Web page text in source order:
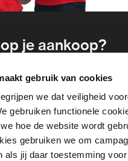
gebruik van cookies
we dat veiligheid
gebruiken functionele
hoe de website wordt
gebruiken we om
als jij daar toestemming
je aankoop?
nieuwsbrief en
van
Inschrijven